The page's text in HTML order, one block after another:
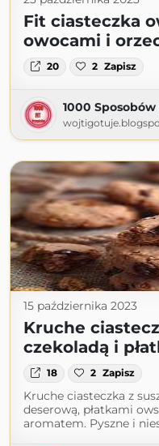
Fit ciasteczka
owocami i
20 2 Zapisz
1000
15 października 2023
Kruche
czekoladą i
18 2 Zapisz
Kruche ciasteczka z
deserową, płatkami
aromatem. Pyszne i